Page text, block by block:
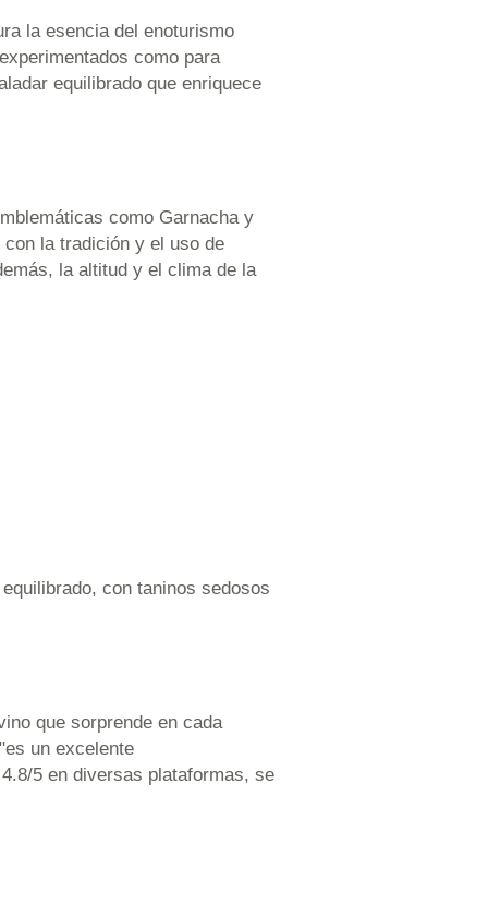
la esencia del enoturismo
como para
equilibrado que enriquece
como Garnacha y
la tradición y el uso de
la altitud y el clima de la
con taninos sedosos
que sorprende en cada
un excelente
5 en diversas plataformas, se